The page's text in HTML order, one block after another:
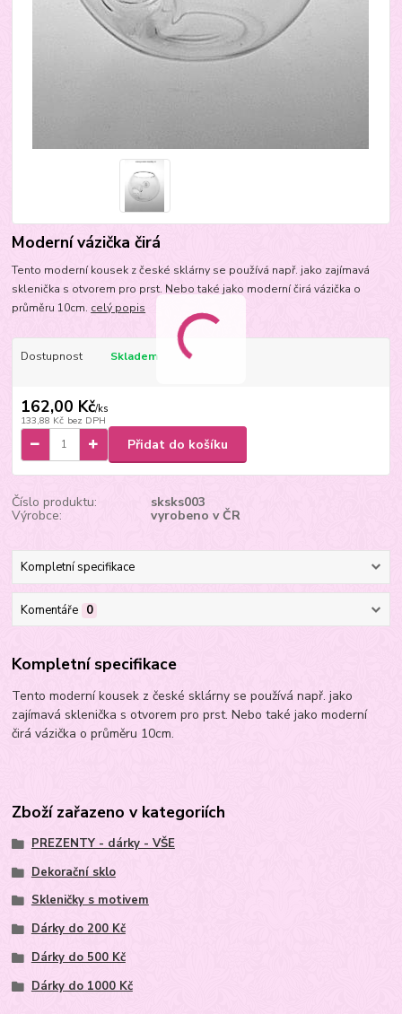
Moderní vázička čirá
Tento moderní kousek z české sklárny se používá např. jako zajímavá
sklenička s otvorem pro prst. Nebo také jako moderní čirá vázička o
průměru 10cm. celý popis
Dostupnost Skladem
162,00 Kč/ks
133,88 Kč bez DPH
Přidat do košíku
Číslo produktu: sksks003
Výrobce: vyrobeno v ČR
Kompletní specifikace
Komentáře 0
Kompletní specifikace
Tento moderní kousek z české sklárny se používá např. jako
zajímavá sklenička s otvorem pro prst. Nebo také jako moderní
čirá vázička o průměru 10cm.
Zboží zařazeno v kategoriích
PREZENTY - dárky - VŠE
Dekorační sklo
Skleničky s motivem
Dárky do 200 Kč
Dárky do 500 Kč
Dárky do 1000 Kč